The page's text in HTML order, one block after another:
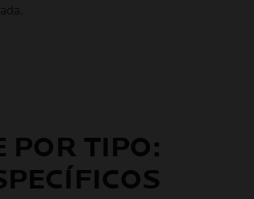
POR TIPO: